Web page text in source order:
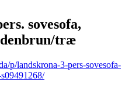
sovesofa,
træ
p/landskrona-3-pers-sovesofa-